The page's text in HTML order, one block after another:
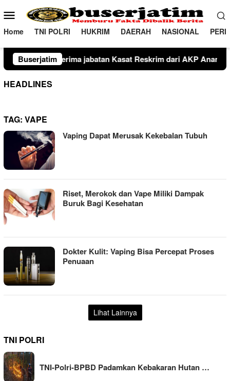
ke
konten
Menu
Mobile
Home TNI POLRI HUKRIM DAERAH NASIONAL
Buserjatim Baso
HEADLINES
TAG: VAPE
Vaping Dapat Merusak Kekebalan Tubuh
Riset, Merokok dan Vape Miliki Dampak
Buruk Bagi Kesehatan
Dokter Kulit: Vaping Bisa Percepat Proses
Penuaan
Lihat Lainnya
TNI POLRI
TNI-Polri-BPBD Padamkan Kebakaran Hutan …